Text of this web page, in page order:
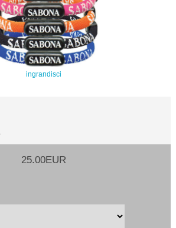
ingrandisci
25.00EUR